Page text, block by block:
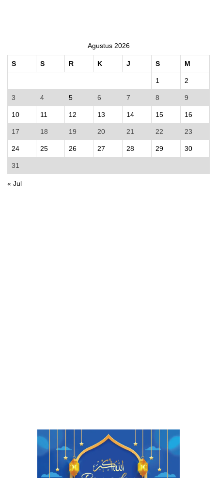
Agustus 2026
S S R K J S M
1 2
3 4 5 6 7 8 9
10 11 12 13 14 15 16
17 18 19 20 21 22 23
24 25 26 27 28 29 30
31
« Jul